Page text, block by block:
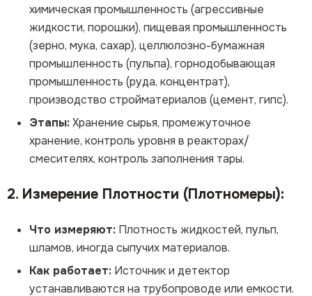
химическая промышленность (агрессивные
жидкости, порошки), пищевая промышленность
(зерно, мука, сахар), целлюлозно-бумажная
промышленность (пульпа), горнодобывающая
промышленность (руда, концентрат),
производство стройматериалов (цемент, гипс).
Этапы:Хранение сырья, промежуточное
хранение, контроль уровня в реакторах/
смесителях, контроль заполнения тары.
2. Измерение Плотности (Плотномеры):
Что измеряют: Плотность жидкостей, пульп,
шламов, иногда сыпучих материалов.
Как работает: Источник и детектор
устанавливаются на трубопроводе или емкости.